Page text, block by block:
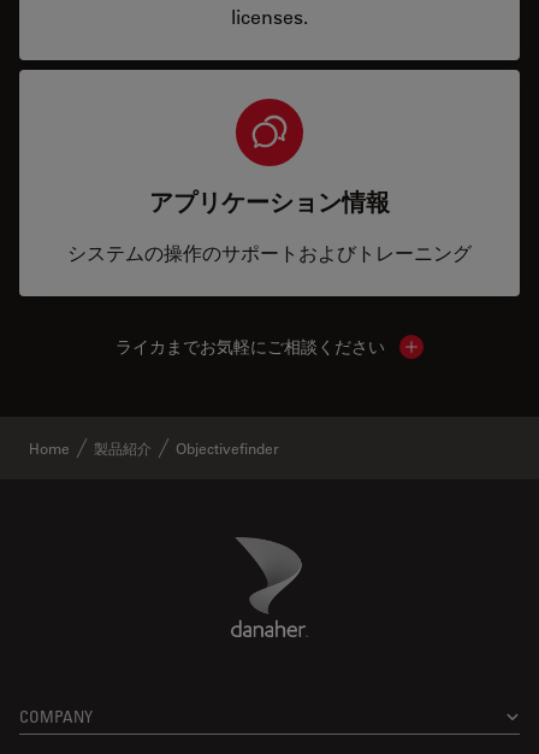
licenses.
アプリケーション情報
システムの操作のサポートおよびトレーニング
ライカまでお気軽にご相談ください Show local
Home 製品紹介 Objectivefinder
Danaher Logo
COMPANY